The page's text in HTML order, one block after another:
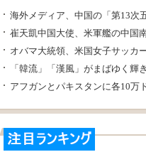
海外メディア、中国の「第13次
画」が世界の経済発展に影響を
なし
崔天凱中国大使、米軍艦の中国
係島礁近くの海域進入に関して
を解明
オバマ大統領、米国女子サッカ
ムと会見
「韓流」「漢風」がまばゆく輝
化交流を全面的に発展させる—
アフガンとパキスタンに各10万